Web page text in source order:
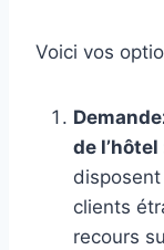
Voici vos
de l’hôtel
clients
recours